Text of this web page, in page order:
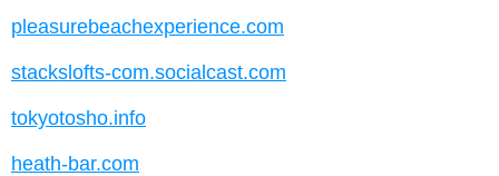
pleasurebeachexperience.com
stackslofts-com.socialcast.com
tokyotosho.info
heath-bar.com